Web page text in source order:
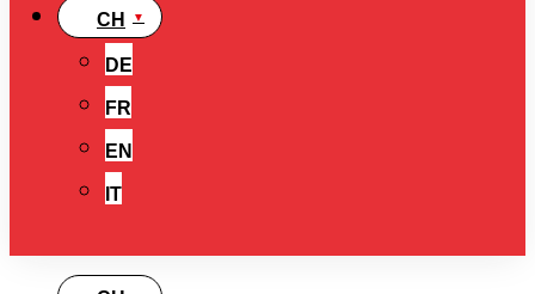
CH
DE
FR
EN
IT